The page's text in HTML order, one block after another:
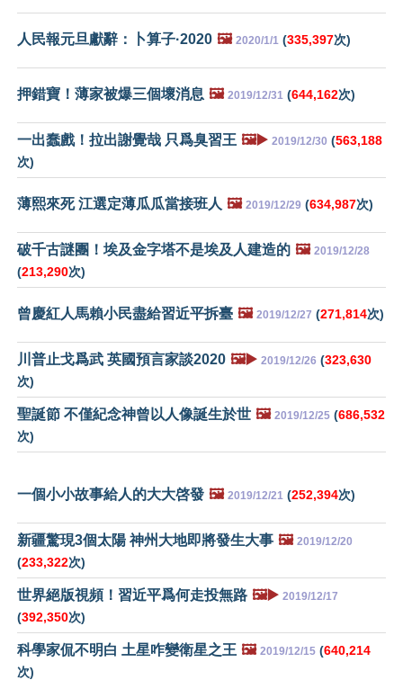
人民報元旦獻辭：卜算子·2020 🖼️ 2020/1/1 (335,397次)
押錯寶！薄家被爆三個壞消息 🖼️ 2019/12/31 (644,162次)
一出蠢戲！拉出謝覺哉 只爲臭習王 🖼️▶️ 2019/12/30 (563,188
次)
薄熙來死 江選定薄瓜瓜當接班人 🖼️ 2019/12/29 (634,987次)
破千古謎團！埃及金字塔不是埃及人建造的 🖼️ 2019/12/28
(213,290次)
曾慶紅人馬賴小民盡給習近平拆臺 🖼️ 2019/12/27 (271,814次)
川普止戈爲武 英國預言家談2020 🖼️▶️ 2019/12/26 (323,630
次)
聖誕節 不僅紀念神曾以人像誕生於世 🖼️ 2019/12/25 (686,532
次)
一個小小故事給人的大大啓發 🖼️ 2019/12/21 (252,394次)
新疆驚現3個太陽 神州大地即將發生大事 🖼️ 2019/12/20
(233,322次)
世界絕版視頻！習近平爲何走投無路 🖼️▶️ 2019/12/17
(392,350次)
科學家侃不明白 土星咋變衛星之王 🖼️ 2019/12/15 (640,214
次)